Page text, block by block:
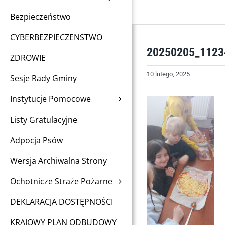
Bezpieczeństwo
CYBERBEZPIECZENSTWO
ZDROWIE
Sesje Rady Gminy
Instytucje Pomocowe
Listy Gratulacyjne
Adpocja Psów
Wersja Archiwalna Strony
Ochotnicze Straże Pożarne
DEKLARACJA DOSTĘPNOŚCI
KRAJOWY PLAN ODBUDOWY
10 lutego, 2025